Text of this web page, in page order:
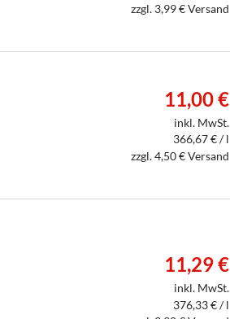
zzgl. 3,99 € Versand
11,00 €
inkl. MwSt.
366,67 € / l
zzgl. 4,50 € Versand
11,29 €
inkl. MwSt.
376,33 € / l